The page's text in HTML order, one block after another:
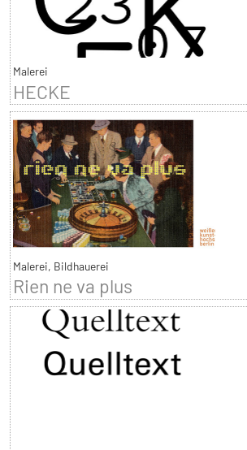
Malerei
HECKE
Malerei, Bildhauerei
Rien ne va plus